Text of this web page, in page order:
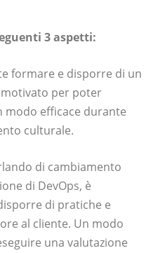
3 aspetti:
formare e disporre di un
per poter
modo efficace durante
culturale.
di cambiamento
di DevOps, è
di pratiche e
al cliente. Un modo
una valutazione